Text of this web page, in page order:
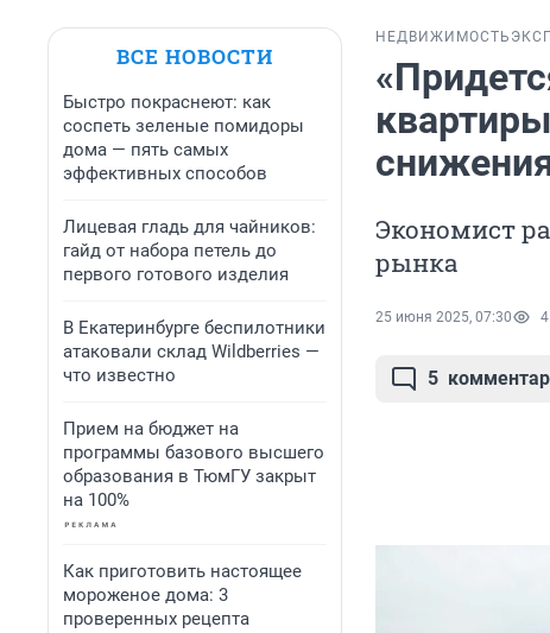
ВСЕ НОВОСТИ
Быстро покраснеют: как
соспеть зеленые помидоры
дома — пять самых
эффективных способов
Лицевая гладь для чайников:
гайд от набора петель до
первого готового изделия
В Екатеринбурге беспилотники
атаковали склад Wildberries —
что известно
Прием на бюджет на
программы базового высшего
образования в ТюмГУ закрыт
на 100%
Как приготовить настоящее
мороженое дома: 3
проверенных рецепта
НЕДВИЖИМОСТЬ
Экономист
рынка
25 июня 2025, 07:30
5